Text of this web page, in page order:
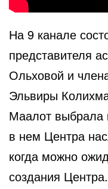
На 9 канале
представителя
Ольховой и
Эльвиры
Маалот выбрала
в нем Центра
когда можно
создания Центра.